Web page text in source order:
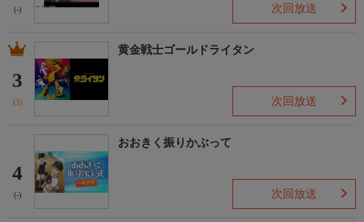
(-) 次回放送
3
(3)
黄金戦士ゴールドライタン
次回放送
4
(-)
おおきく振りかぶって
次回放送